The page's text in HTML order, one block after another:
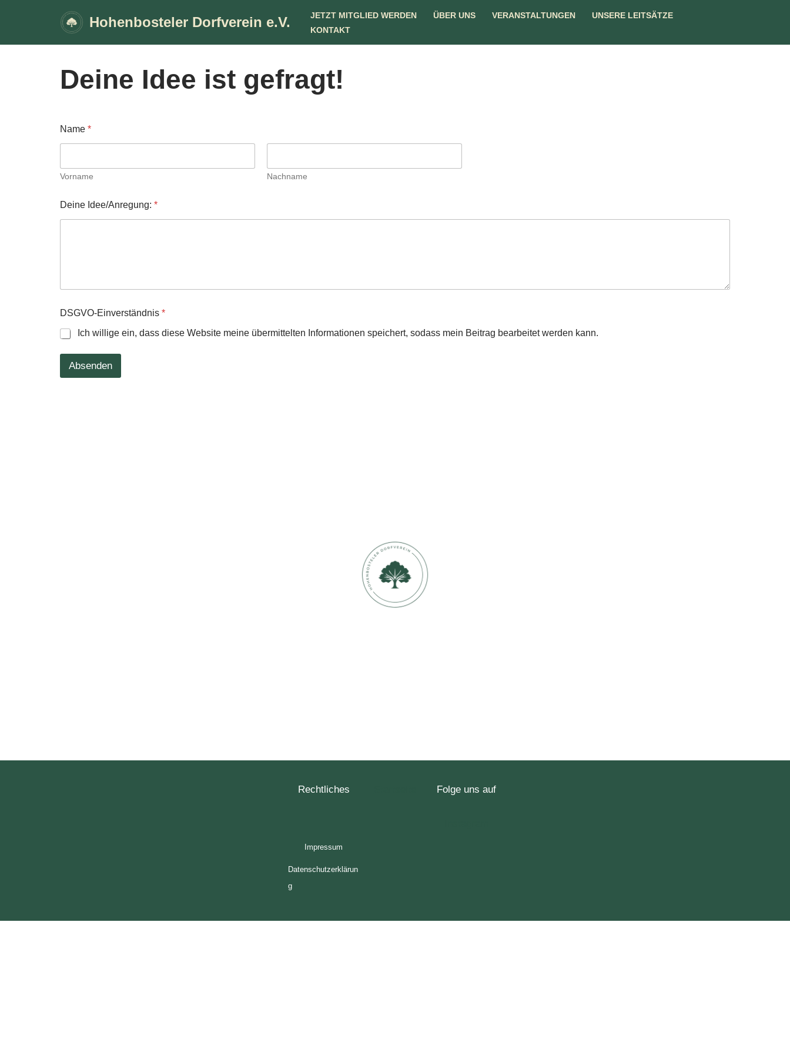
Hohenbosteler Dorfverein e.V. JETZT MITGLIED WERDEN ÜBER UNS VERANSTALTUNGEN
UNSERE LEITSÄTZE
KONTAKT
Deine Idee ist gefragt!
Name *
Vorname Nachname
Deine Idee/Anregung: *
DSGVO-Einverständnis *
Ich willige ein, dass diese Website meine übermittelten Informationen speichert, sodass mein Beitrag bearbeitet werden kann.
Absenden
Rechtliches
Impressum
Datenschutzerklärun
g
Folge uns auf